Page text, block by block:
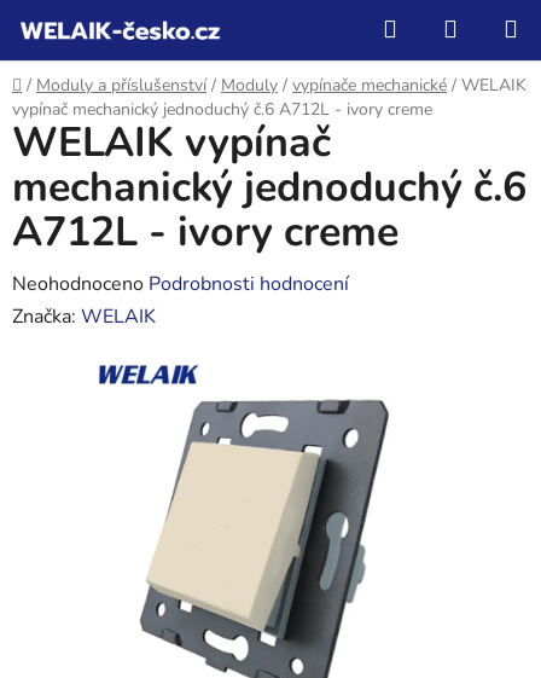
obsah
Hledat
KOŠÍK
Domů
/ Moduly a příslušenství / Moduly / vypínače mechanické / WELAIK
vypínač mechanický jednoduchý č.6 A712L - ivory creme
WELAIK vypínač
mechanický jednoduchý č.6
A712L - ivory creme
Průměrné
hodnocení
Neohodnoceno Podrobnosti hodnocení
Značka: WELAIK